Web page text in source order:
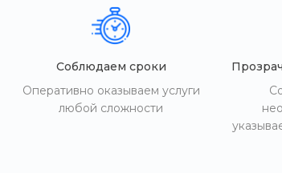
Соблюдаем сроки
Оперативно оказываем услуги
любой сложности